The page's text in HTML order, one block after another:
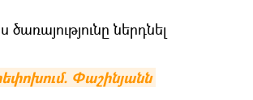
ներդնել
Փաշինյանն